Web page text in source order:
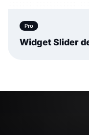
Pro
Widget Slider